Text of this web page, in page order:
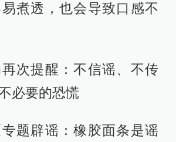
煮透，也会导致口感不
次提醒：不信谣、不传
必要的恐慌
专题辟谣：橡胶面条是谣